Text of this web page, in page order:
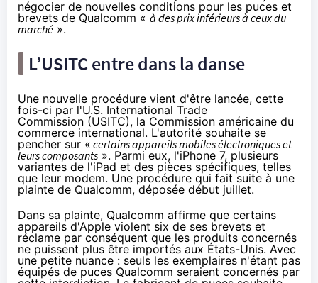
négocier de nouvelles conditions pour les puces et
brevets de Qualcomm « à des prix inférieurs à ceux du
marché ».
L’USITC entre dans la danse
Une nouvelle procédure vient d'être lancée, cette
fois-ci par l'U.S. International Trade
Commission (USITC), la Commission américaine du
commerce international. L'autorité souhaite se
pencher sur « certains appareils mobiles électroniques et
leurs composants ». Parmi eux, l'iPhone 7, plusieurs
variantes de l'iPad et des pièces spécifiques, telles
que leur modem. Une procédure qui fait suite à une
plainte de Qualcomm, déposée début juillet.
Dans sa plainte, Qualcomm affirme que certains
appareils d'Apple violent six de ses brevets et
réclame par conséquent que les produits concernés
ne puissent plus être importés aux États-Unis. Avec
une petite nuance : seuls les exemplaires n'étant pas
équipés de puces Qualcomm seraient concernés par